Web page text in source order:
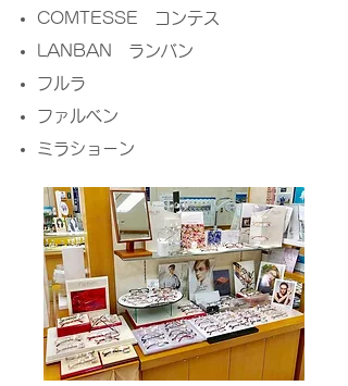
COMTESSE コンテス
LANBAN ランバン
フルラ
ファルベン
ミラショーン